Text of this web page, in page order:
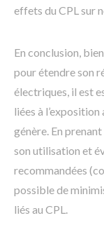
effets du CPL sur
En conclusion,
pour étendre son
électriques, il est
liées à
génère. En
son utilisation et
recommandées
possible de
liés au CPL.